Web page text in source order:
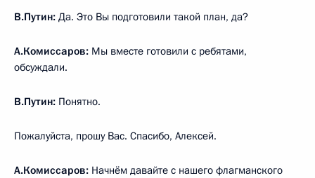
В.Путин: Да. Это Вы подготовили такой план, да?
А.Комиссаров: Мы вместе готовили с ребятами,
обсуждали.
В.Путин: Понятно.
Пожалуйста, прошу Вас. Спасибо, Алексей.
А.Комиссаров: Начнём давайте с нашего флагманского